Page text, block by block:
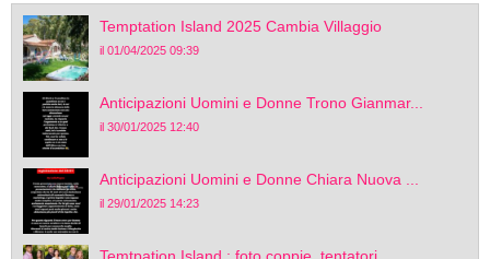
Temptation Island 2025 Cambia Villaggio
il 01/04/2025 09:39
Anticipazioni Uomini e Donne Trono Gianmar...
il 30/01/2025 12:40
Anticipazioni Uomini e Donne Chiara Nuova ...
il 29/01/2025 14:23